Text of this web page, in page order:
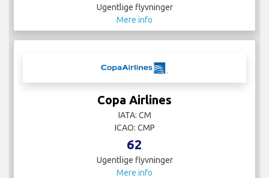
Ugentlige flyvninger
Mere info
Copa Airlines
IATA: CM
ICAO: CMP
62
Ugentlige flyvninger
Mere info